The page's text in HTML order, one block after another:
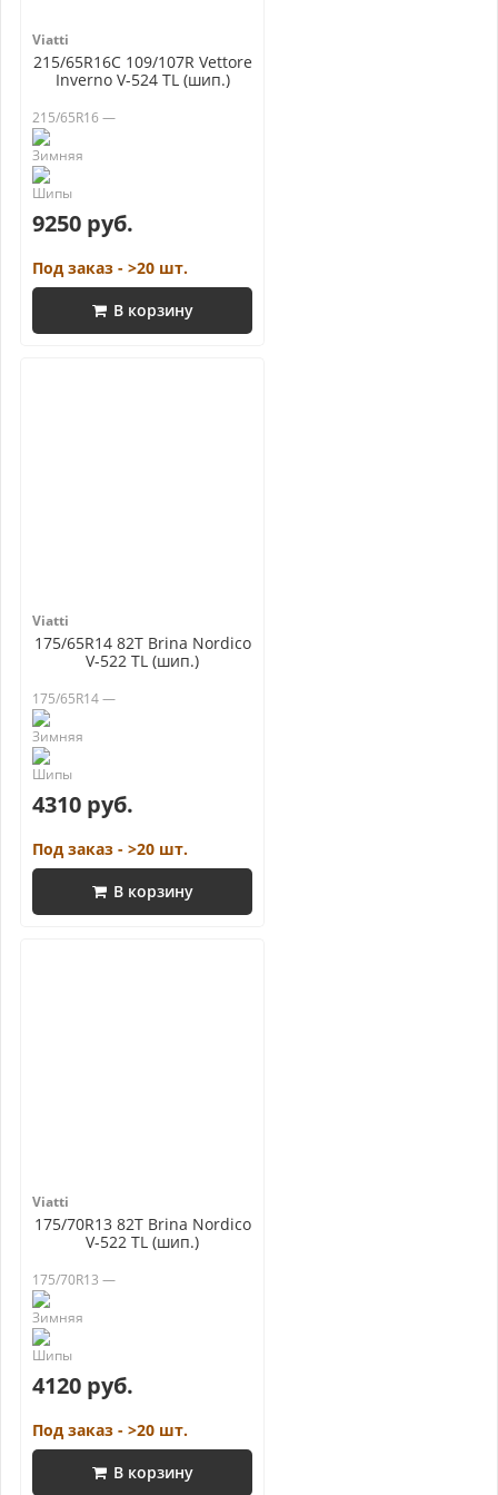
Viatti
215/65R16C 109/107R Vettore
Inverno V-524 TL (шип.)
215/65R16 —
9250 руб.
Под заказ - >20 шт.
В корзину
Viatti
175/65R14 82T Brina Nordico
V-522 TL (шип.)
175/65R14 —
4310 руб.
Под заказ - >20 шт.
В корзину
Viatti
175/70R13 82T Brina Nordico
V-522 TL (шип.)
175/70R13 —
4120 руб.
Под заказ - >20 шт.
В корзину